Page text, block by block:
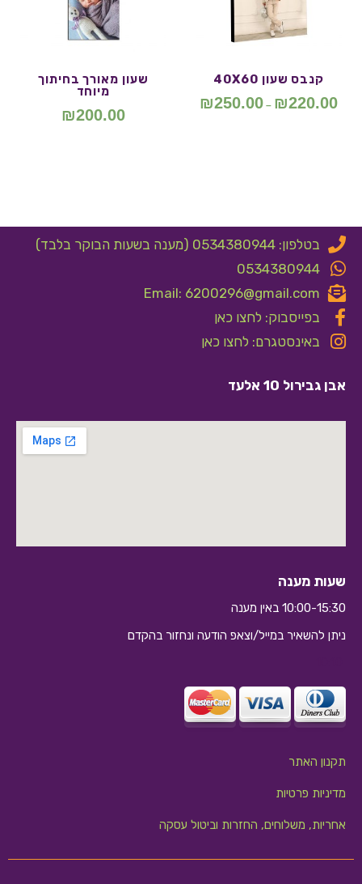
קנבס שעון 40X60
₪220.00
–
₪250.00
שעון מאורך בחיתוך
מיוחד
₪200.00
בטלפון: 0534380944 (מענה בשעות הבוקר בלבד)
0534380944
Email: 6200296@gmail.com
בפייסבוק: לחצו כאן
באינסטגרם: לחצו כאן
אבן גבירול 10 אלעד
שעות מענה
10:00-15:30 באין מענה
ניתן להשאיר במייל/וצאפ הודעה ונחזור בהקדם
תקנון האתר
מדיניות פרטיות
אחריות, משלוחים, החזרות וביטול עסקה